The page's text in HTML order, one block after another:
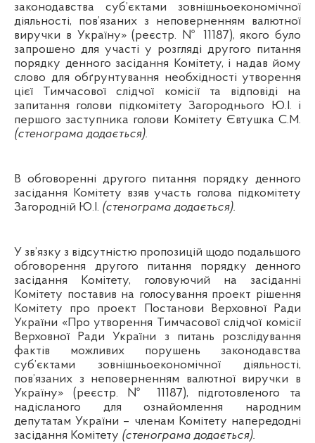
законодавства суб’єктами зовнішньоекономічної
діяльності, пов’язаних з неповерненням валютної
виручки в Україну» (реєстр. № 11187), якого було
запрошено для участі у розгляді другого питання
порядку денного засідання Комітету, і надав йому
слово для обґрунтування необхідності утворення
цієї Тимчасової слідчої комісії та відповіді на
запитання голови підкомітету Загороднього Ю.І. і
першого заступника голови Комітету Євтушка С.М.
(стенограма додається).
В обговоренні другого питання порядку денного
засідання Комітету взяв участь голова підкомітету
Загородній Ю.І. (стенограма додається).
У зв’язку з відсутністю пропозицій щодо подальшого
обговорення другого питання порядку денного
засідання Комітету, головуючий на засіданні
Комітету поставив на голосування проект рішення
Комітету про проект Постанови Верховної Ради
України «Про утворення Тимчасової слідчої комісії
Верховної Ради України з питань розслідування
фактів можливих порушень законодавства
суб’єктами зовнішньоекономічної діяльності,
пов’язаних з неповерненням валютної виручки в
Україну» (реєстр. № 11187), підготовленого та
надісланого для ознайомлення народним
депутатам України – членам Комітету напередодні
засідання Комітету (стенограма додається).